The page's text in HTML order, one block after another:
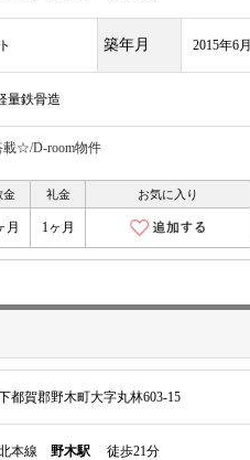
築年月 2015年6月
量鉄骨造
載☆/D-room物件
金 礼金 お気に入り
月 1ヶ月
都賀郡野木町大字丸林603-15
本線 野木駅 徒歩21分